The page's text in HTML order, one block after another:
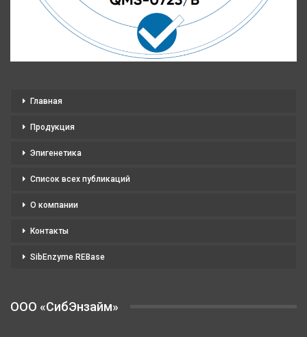
Главная
Продукция
Эпигенетика
Список всех публикаций
О компании
Контакты
SibEnzyme REBase
OOO «СибЭнзайм»